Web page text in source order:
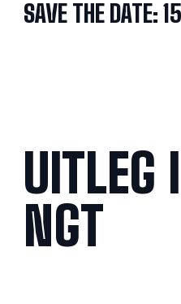
SAVE THE DATE:
UITLEG
NGT